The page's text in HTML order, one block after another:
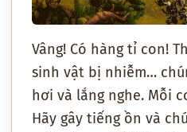
Vâng! Có hàng tỉ con!
sinh vật bị nhiễm…
hơi và lắng nghe. Mỗi
Hãy gây tiếng ồn và